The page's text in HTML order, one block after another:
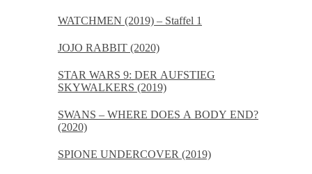
WATCHMEN (2019) – Staffel 1
JOJO RABBIT (2020)
STAR WARS 9: DER AUFSTIEG
SKYWALKERS (2019)
SWANS – WHERE DOES A BODY END?
(2020)
SPIONE UNDERCOVER (2019)